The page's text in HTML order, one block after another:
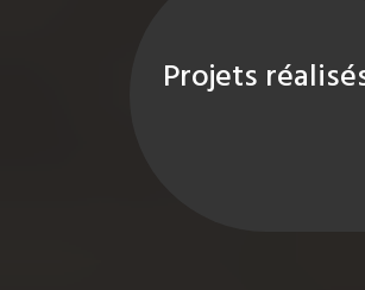
Projets